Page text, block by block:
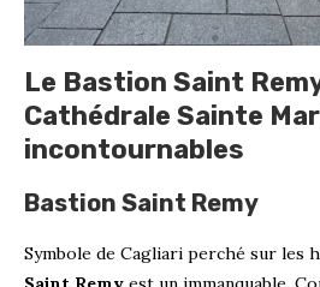
Le Bastion Saint
Cathédrale Sainte
incontournables
Bastion Saint Remy
Symbole de Cagliari perché sur les